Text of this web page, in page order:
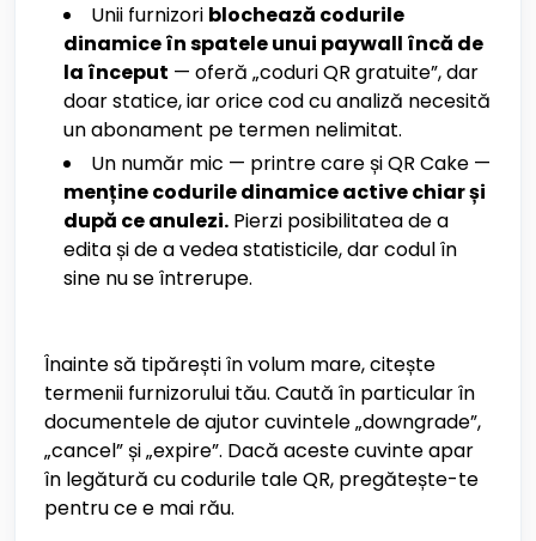
Unii furnizori blochează codurile
dinamice în spatele unui paywall încă de
la început — oferă „coduri QR gratuite”, dar
doar statice, iar orice cod cu analiză necesită
un abonament pe termen nelimitat.
Un număr mic — printre care și QR Cake —
menține codurile dinamice active chiar și
după ce anulezi. Pierzi posibilitatea de a
edita și de a vedea statisticile, dar codul în
sine nu se întrerupe.
Înainte să tipărești în volum mare, citește
termenii furnizorului tău. Caută în particular în
documentele de ajutor cuvintele „downgrade”,
„cancel” și „expire”. Dacă aceste cuvinte apar
în legătură cu codurile tale QR, pregătește-te
pentru ce e mai rău.